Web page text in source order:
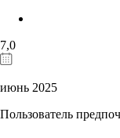
7,0
июнь 2025
Пользователь